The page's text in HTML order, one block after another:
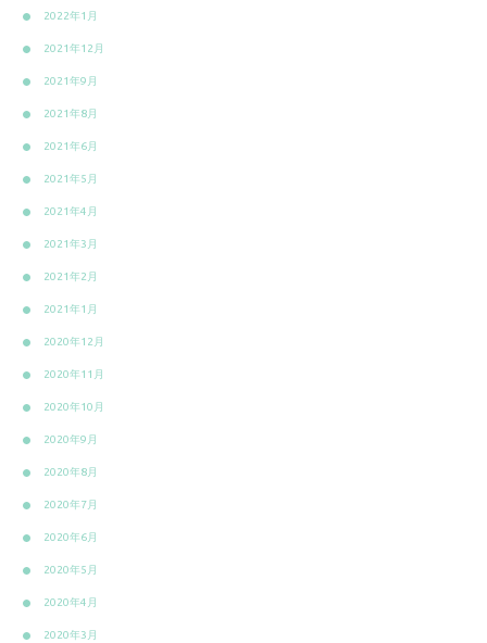
2022年1月
2021年12月
2021年9月
2021年8月
2021年6月
2021年5月
2021年4月
2021年3月
2021年2月
2021年1月
2020年12月
2020年11月
2020年10月
2020年9月
2020年8月
2020年7月
2020年6月
2020年5月
2020年4月
2020年3月